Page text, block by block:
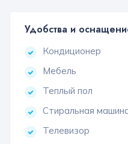
Удобства и
Кондиционер
Мебель
Теплый пол
Стиральная
Телевизор